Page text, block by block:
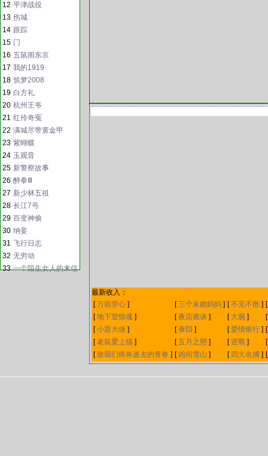
12 平津战役
13 伤城
14 跟踪
15 门
16 五鼠闹东京
17 我的1919
18 筑梦2008
19 白方礼
20 杭州王爷
21 红伶奇冤
22 满城尽带黄金甲
23 紫蝴蝶
24 玉观音
25 新警察故事
26 醉拳Ⅲ
27 新少林五祖
28 长江7号
29 百变神偷
30 纳妾
31 飞行日志
32 无穷动
33 一个陌生女人的来信
最新收入：
[万箭穿心 ] [三个未婚妈妈 ] [不见不散 ]
[地下室惊魂 ] [夜店诡谈 ] [ 大腕 ]
[小題大做 ] [泰囧 ] [爱情银行 ]
[老鼠爱上猫 ] [五月之戀 ] [逆戰 ]
[致我们终将逝去的青春 ] [ 凶间雪山 ] [ 四大名捕 ]